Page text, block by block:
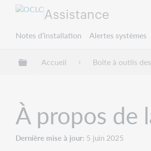
Assistance
Notes d’installation Alertes systèmes
Développer/réduire la
Accueil Boîte à outils
À propos de
Dernière mise à jour 5 juin 2025